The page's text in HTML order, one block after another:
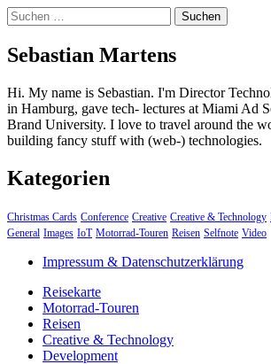
Suchen
nach:
Sebastian Martens
Hi. My name is Sebastian. I'm Director
in Hamburg, gave tech- lectures at Miami Ad
Brand University. I love to travel around the
building fancy stuff with (web-) technologies.
Kategorien
Christmas Cards Conference Creative Creative & Technology
General Images IoT Motorrad-Touren Reisen Selfnote Video
Impressum & Datenschutzerklärung
Reisekarte
Motorrad-Touren
Reisen
Creative & Technology
Development